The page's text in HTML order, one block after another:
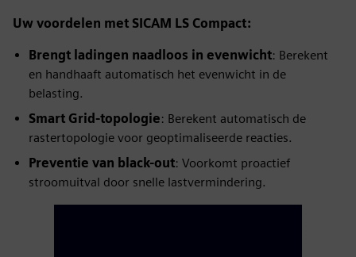
Uw voordelen met SICAM LS Compact:
Brengt ladingen naadloos in evenwicht: Berekent
en handhaaft automatisch het evenwicht in de
belasting.
Smart Grid-topologie: Berekent automatisch de
rastertopologie voor geoptimaliseerde reacties.
Preventie van black-out: Voorkomt proactief
stroomuitval door snelle lastvermindering.